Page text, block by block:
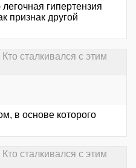
гипертензия
признак другой
сталкивался с этим
в основе которого
сталкивался с этим